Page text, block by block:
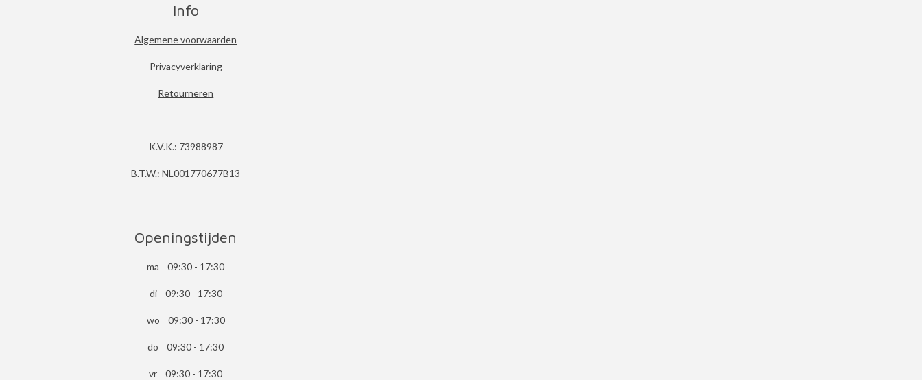
Info
Algemene voorwaarden
Privacyverklaring
Retourneren
K.V.K.: 73988987
B.T.W.: NL001770677B13
Openingstijden
ma 09:30 - 17:30
di 09:30 - 17:30
wo 09:30 - 17:30
do 09:30 - 17:30
vr 09:30 - 17:30